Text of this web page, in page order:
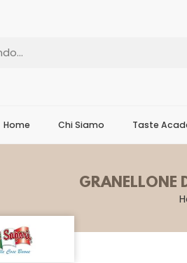
Home Chi Siamo Taste
GRANELLONE